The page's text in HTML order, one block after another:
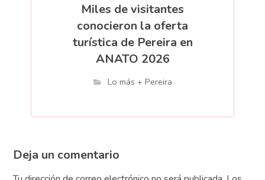
Miles de visitantes
conocieron la oferta
turística de Pereira en
ANATO 2026
Lo más + Pereira
Deja un comentario